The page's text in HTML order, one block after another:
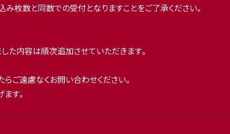
み枚数と同数での受付となりますことをご了承ください。
た内容は順次追加させていただきます。
ご遠慮なくお問い合わせください。
す。